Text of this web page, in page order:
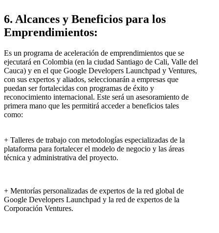
6. Alcances y Beneficios para los
Emprendimientos:
Es un programa de aceleración de emprendimientos que se
ejecutará en Colombia (en la ciudad Santiago de Cali, Valle del
Cauca) y en el que Google Developers Launchpad y Ventures,
con sus expertos y aliados, seleccionarán a empresas que
puedan ser fortalecidas con programas de éxito y
reconocimiento internacional. Este será un asesoramiento de
primera mano que les permitirá acceder a beneficios tales
como:
+ Talleres de trabajo con metodologías especializadas de la
plataforma para fortalecer el modelo de negocio y las áreas
técnica y administrativa del proyecto.
+ Mentorías personalizadas de expertos de la red global de
Google Developers Launchpad y la red de expertos de la
Corporación Ventures.